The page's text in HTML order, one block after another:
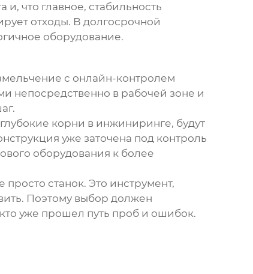
что главное, стабильность
отходы. В долгосрочной
оборудование.
с онлайн-контролем
непосредственно в рабочей зоне и
корни в инжиниринге, будут
уже заточена под контроль
оборудования к более
просто станок. Это инструмент,
Поэтому выбор должен
уже прошел путь проб и ошибок.